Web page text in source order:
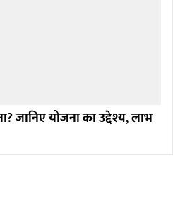
जानिए योजना का उद्देश्य, लाभ